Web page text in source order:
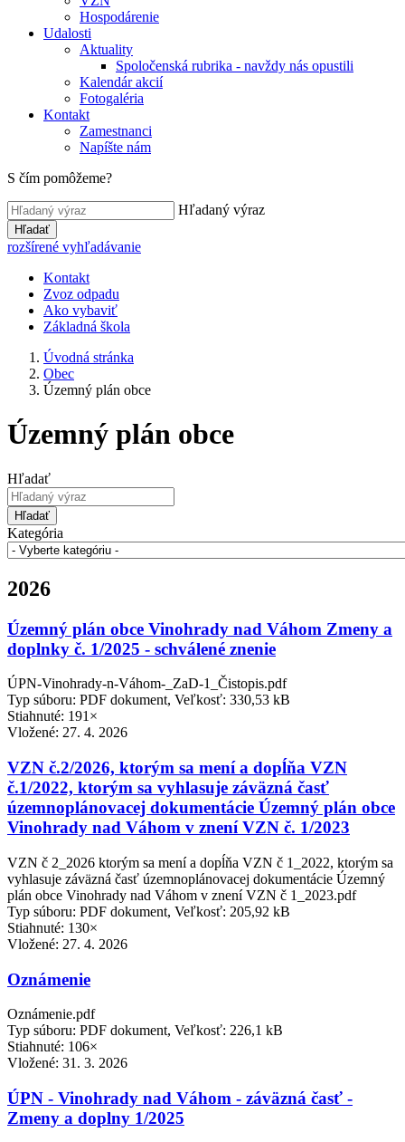
Hospodárenie
Udalosti
Aktuality
Spoločenská rubrika - navždy nás opustili
Kalendár akcií
Fotogaléria
Kontakt
Zamestnanci
Napíšte nám
S čím pomôžeme?
Hľadaný výraz
Hľadať
rozšírené vyhľadávanie
Kontakt
Zvoz odpadu
Ako vybaviť
Základná škola
Úvodná stránka
Obec
Územný plán obce
Územný plán obce
Hľadať
Hľadať
Kategória
2026
Územný plán obce Vinohrady nad Váhom Zmeny a
doplnky č. 1/2025 - schválené znenie
ÚPN-Vinohrady-n-Váhom-_ZaD-1_Čistopis.pdf
Typ súboru: PDF dokument, Veľkosť: 330,53 kB
Stiahnuté: 191×
Vložené: 27. 4. 2026
VZN č.2/2026, ktorým sa mení a dopĺňa VZN
č.1/2022, ktorým sa vyhlasuje záväzná časť
územnoplánovacej dokumentácie Územný plán obce
Vinohrady nad Váhom v znení VZN č. 1/2023
VZN č 2_2026 ktorým sa mení a dopĺňa VZN č 1_2022, ktorým sa
vyhlasuje záväzná časť územnoplánovacej dokumentácie Územný
plán obce Vinohrady nad Váhom v znení VZN č 1_2023.pdf
Typ súboru: PDF dokument, Veľkosť: 205,92 kB
Stiahnuté: 130×
Vložené: 27. 4. 2026
Oznámenie
Oznámenie.pdf
Typ súboru: PDF dokument, Veľkosť: 226,1 kB
Stiahnuté: 106×
Vložené: 31. 3. 2026
ÚPN - Vinohrady nad Váhom - záväzná časť -
Zmeny a doplny 1/2025